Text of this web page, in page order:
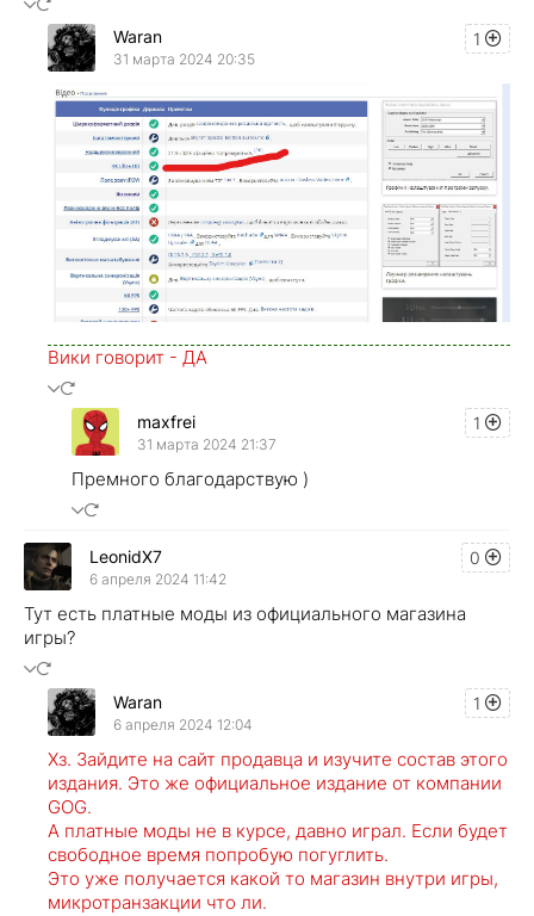
1
Waran
31 марта 2024 20:35
Вики говорит - ДА
1
maxfrei
31 марта 2024 21:37
Премного благодарствую )
0
LeonidX7
6 апреля 2024 11:42
Тут есть платные моды из официального магазина
игры?
1
Waran
6 апреля 2024 12:04
Хз. Зайдите на сайт продавца и изучите состав этого
издания. Это же официальное издание от компании
GOG.
А платные моды не в курсе, давно играл. Если будет
свободное время попробую погуглить.
Это уже получается какой то магазин внутри игры,
микротранзакции что ли.